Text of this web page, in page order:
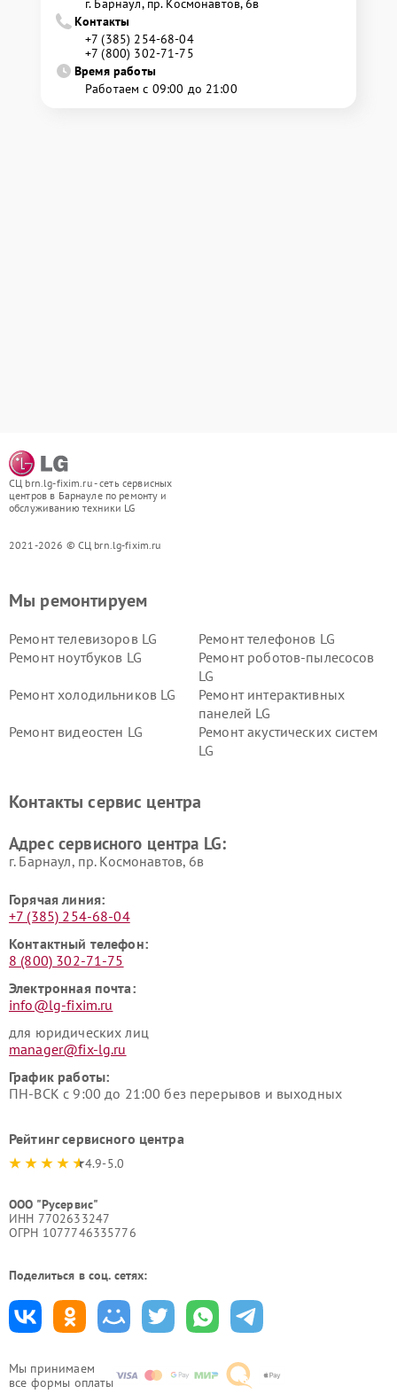
г. Барнаул, ​пр. Космонавтов, 6в
Контакты
+7 (385) 254-68-04
+7 (800) 302-71-75
Время работы
Работаем с 09:00 до 21:00
СЦ brn.lg-fixim.ru - сеть сервисных
центров в Барнауле по ремонту и
обслуживанию техники LG
2021-2026 © СЦ brn.lg-fixim.ru
Мы принимаем
все формы оплаты
Мы ремонтируем
Ремонт телевизоров LG
Ремонт телефонов LG
Ремонт ноутбуков LG
Ремонт роботов-пылесосов
LG
Ремонт холодильников LG
Ремонт интерактивных
панелей LG
Ремонт видеостен LG
Ремонт акустических систем
LG
Ремонт морозильных камер
Ремонт вертикальных
Контакты сервис центра
Адрес сервисного центра LG:
г. Барнаул, ​пр. Космонавтов, 6в
Горячая линия:
+7 (385) 254-68-04
Контактный телефон:
8 (800) 302-71-75
Электронная почта:
info@lg-fixim.ru
для юридических лиц
manager@fix-lg.ru
График работы:
ПН-ВСК с 9:00 до 21:00 без перерывов и выходных
Рейтинг сервисного центра
4.9-5.0
ООО "Русервис"
ИНН 7702633247
ОГРН 1077746335776
Поделиться в соц. сетях: